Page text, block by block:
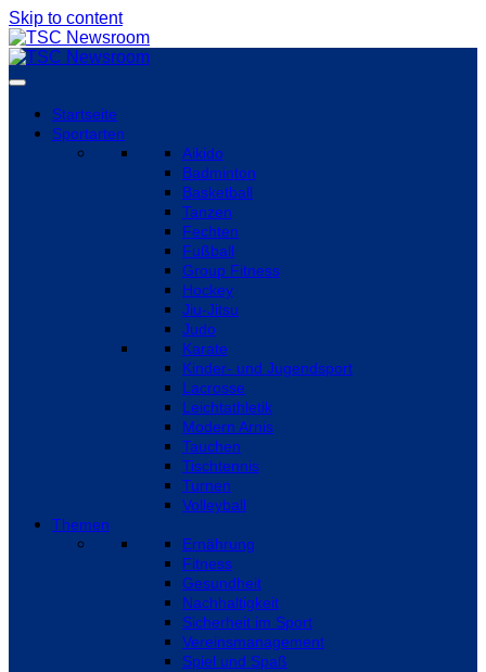
Skip to content
Startseite
Sportarten
Aikido
Badminton
Basketball
Tanzen
Fechten
Fußball
Group Fitness
Hockey
Jiu-Jitsu
Judo
Karate
Kinder- und Jugendsport
Lacrosse
Leichtathletik
Modern Arnis
Tauchen
Tischtennis
Turnen
Volleyball
Themen
Ernährung
Fitness
Gesundheit
Nachhaltigkeit
Sicherheit im Sport
Vereinsmanagement
Spiel und Spaß